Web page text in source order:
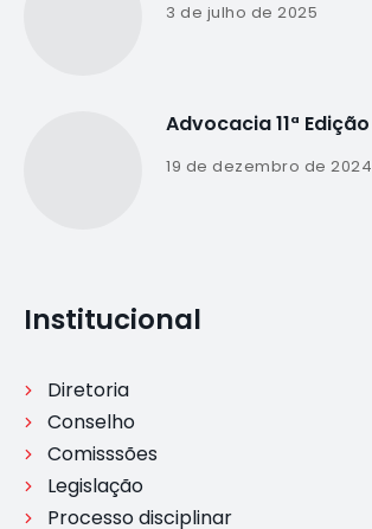
3 de julho de 2025
Advocacia 11ª Edição
19 de dezembro de 2024
Institucional
Diretoria
Conselho
Comisssões
Legislação
Processo disciplinar